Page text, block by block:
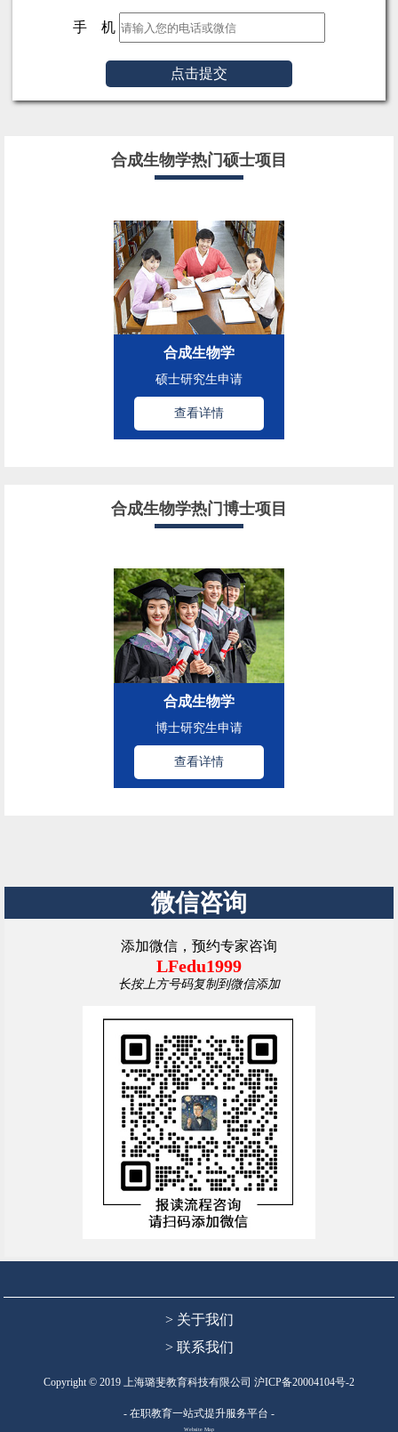
手 机
点击提交
合成生物学热门硕士项目
合成生物学
硕士研究生申请
查看详情
合成生物学热门博士项目
合成生物学
博士研究生申请
查看详情
微信咨询
添加微信，预约专家咨询
LFedu1999
长按上方号码复制到微信添加
> 关于我们
> 联系我们
Copyright © 2019 上海璐斐教育科技有限公司 沪ICP备20004104号-2
- 在职教育一站式提升服务平台 -
Website Map